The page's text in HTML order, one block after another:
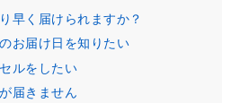
早く届けられますか？
お届け日を知りたい
ルをしたい
届きません